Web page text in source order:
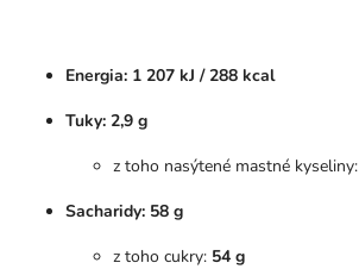
Energia: 1 207 kJ / 288 kcal
Tuky: 2,9 g
z toho nasýtené mastné kyseliny:
Sacharidy: 58 g
z toho cukry: 54 g